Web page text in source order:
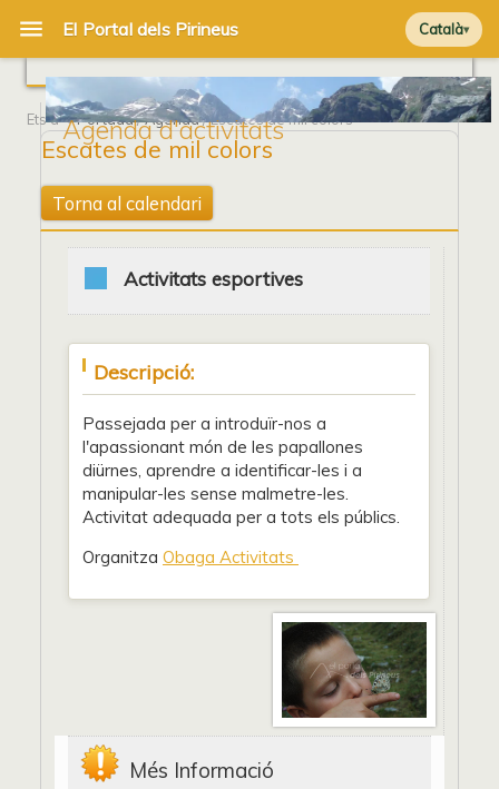
Català
Agenda d'activitats
Ets a Portada/Agenda/ Escates de mil colors
Escates de mil colors
Torna al calendari
Activitats esportives
Descripció:
Passejada per a introduïr-nos a
l'apassionant món de les papallones
diürnes, aprendre a identificar-les i a
manipular-les sense malmetre-les.
Activitat adequada per a tots els públics.
Organitza Obaga Activitats
Més Informació